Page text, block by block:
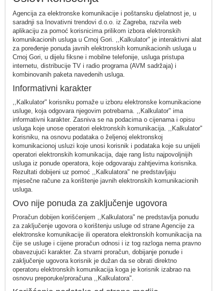
Agencija za elektronske komunikacije i poštansku djelatnost je, u
saradnji sa Inovativni trendovi d.o.o. iz Zagreba, razvila web
aplikaciju za pomoć korisnicima prilikom izbora elektronskih
komunikacionih usluga u Crnoj Gori. ,,Kalkulator" je interaktivni alat
za poređenje ponuda javnih elektronskih komunikacionih usluga u
Crnoj Gori, u dijelu fiksne i mobilne telefonije, usluga pristupa
internetu, distribucije TV i radio programa (AVM sadržaja) i
kombinovanih paketa navedenih usluga.
Informativni karakter
,,Kalkulator" korisniku pomaže u izboru elektronske komunikacione
usluge, koja odgovara njegovim potrebama. ,,Kalkulator" ima
informativni karakter. Zasniva se na podacima o cijenama i opisu
usluga koje unose operatori elektronskih komunikacija. ,,Kalkulator"
korisniku, na osnovu podataka o željenoj elektronskoj
komunikacionoj usluzi koje unosi korisnik i podataka koje su unijeli
operatori elektronskih komunikacija, daje rang listu najpovoljnijih
usluga iz ponude operatora, koje odgovaraju zahtjevima korisnika.
Rezultati dobijeni uz pomoć ,,Kalkulatora" ne predstavljaju
mjesečne račune za korištenje javnih elektronskih komunikacionih
usluga.
Ovo nije ponuda za zaključenje ugovora
Proračun dobijen korišćenjem ,,Kalkulatora" ne predstavlja ponudu
za zaključenje ugovora o korištenju usluge od strane Agencije za
elektronske komunikacije ili operatora elektronskih komunikacija na
čije se usluge i cijene proračun odnosi i iz tog razloga nema pravno
obavezujući karakter. Za stvarni proračun, dobijanje ponude i
zaključenje ugovora korisnik je dužan da se obrati direktno
operatoru elektronskih komunikacija koga je korisnik izabrao na
osnovu preporuke/proračuna ,,Kalkulatora".